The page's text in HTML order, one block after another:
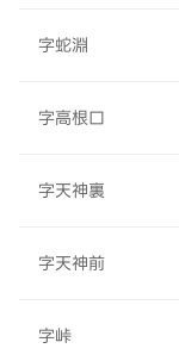
字蛇淵
字高根口
字天神裏
字天神前
字峠